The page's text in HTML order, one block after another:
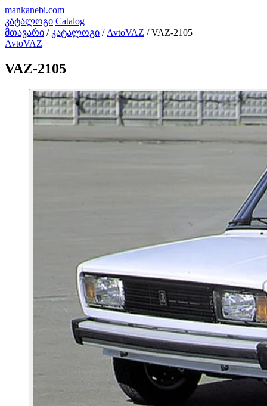
mankanebi.com
კატალოგი Catalog
მთავარი / კატალოგი / AvtoVAZ / VAZ-2105
AvtoVAZ
VAZ-2105